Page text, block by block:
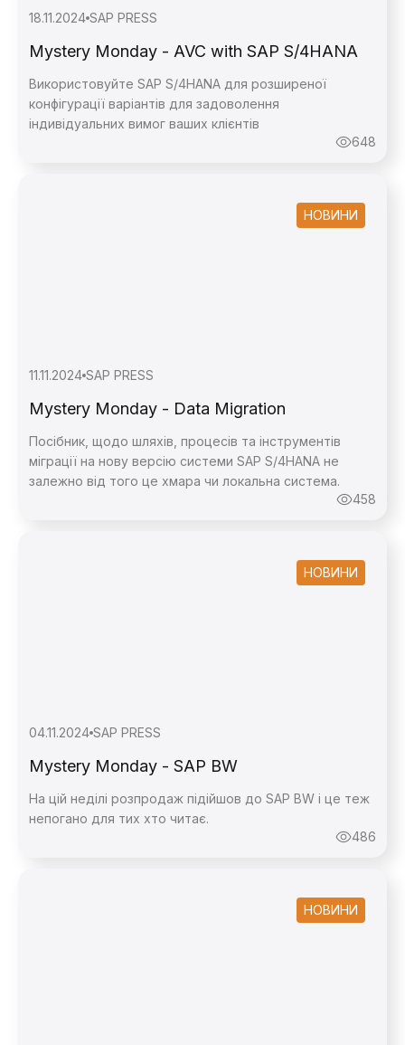
18.11.2024 SAP PRESS
Mystery Monday - AVC with SAP S/4HANA
Використовуйте SAP S/4HANA для розширеної
конфігурації варіантів для задоволення
індивідуальних вимог ваших клієнтів
648
НОВИНИ
11.11.2024 SAP PRESS
Mystery Monday - Data Migration
Посібник, щодо шляхів, процесів та інструментів
міграції на нову версію системи SAP S/4HANA не
залежно від того це хмара чи локальна система.
458
НОВИНИ
04.11.2024 SAP PRESS
Mystery Monday - SAP BW
На цій неділі розпродаж підійшов до SAP BW і це теж
непогано для тих хто читає.
486
НОВИНИ